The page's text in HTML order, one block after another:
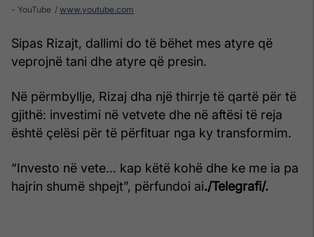
- YouTube www.youtube.com
Sipas Rizajt, dallimi do të bëhet mes atyre që
veprojnë tani dhe atyre që presin.
Në përmbyllje, Rizaj dha një thirrje të qartë për të
gjithë: investimi në vetvete dhe në aftësi të reja
është çelësi për të përfituar nga ky transformim.
“Investo në vete… kap këtë kohë dhe ke me ia pa
hajrin shumë shpejt”, përfundoi ai./Telegrafi/.